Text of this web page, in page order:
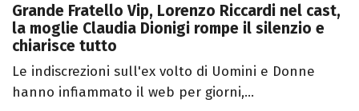
Grande Fratello Vip, Lorenzo Riccardi nel cast,
la moglie Claudia Dionigi rompe il silenzio e
chiarisce tutto
Le indiscrezioni sull'ex volto di Uomini e Donne
hanno infiammato il web per giorni,...